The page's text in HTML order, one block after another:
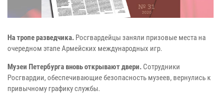
На тропе разведчика. Росгвардейцы заняли призовые места на
очередном этапе Армейских международных игр.
Музеи Петербурга вновь открывают двери. Сотрудники
Росгвардии, обеспечивающие безопасность музеев, вернулись к
привычному графику службы.